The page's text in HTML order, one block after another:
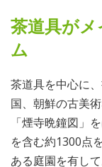
茶道具が
ム
茶道具を中心に
国、朝鮮の古美
「煙寺晩鐘図」
を含む約1300点
ある庭園を有し